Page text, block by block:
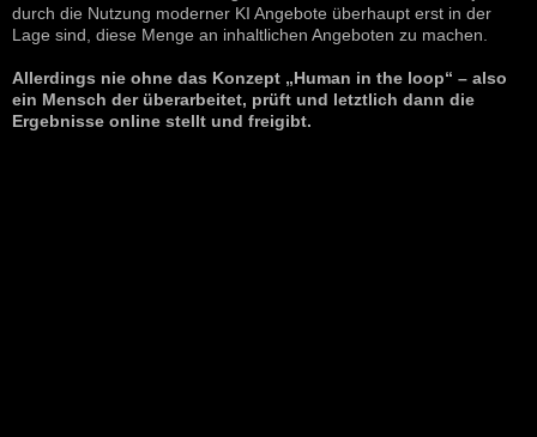
durch die Nutzung moderner KI Angebote überhaupt erst in der
Lage sind, diese Menge an inhaltlichen Angeboten zu machen.
Allerdings nie ohne das Konzept „Human in the loop“ – also
ein Mensch der überarbeitet, prüft und letztlich dann die
Ergebnisse online stellt und freigibt.